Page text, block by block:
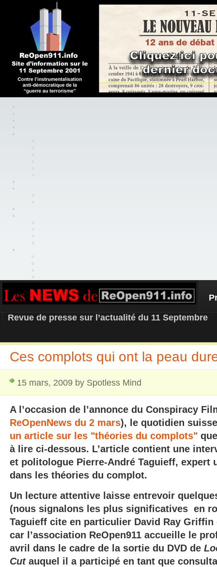
REOPEN911 – NEWS
Revue de presse sur l’actualité du 11 Septembre
Ces complots qui ont la peau
15 mars, 2009 by Spotless Mind
A l’occasion de l’annonce du Conspiracy
ReOpenNews du 2 mars), le quotidien
un article sur les "théories du complots"
à lire ci-dessous. L’article contient une
et politologue Pierre-André Taguieff, expert
dans les théories du complot.
Un lecture attentive laisse entrevoir
(nous signalons les plus significatives en
Taguieff cite en particulier David Ray Griffin
car l’association ReOpen911 accueille le
avril dans le cadre de la sortie du DVD de
Cutauquel il a participé en tant que